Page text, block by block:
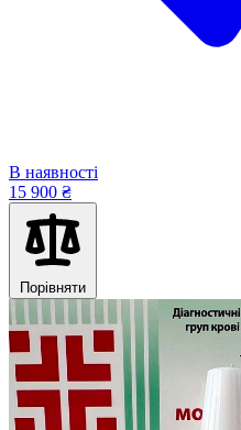
В наявності
15 900 ₴
Порівняти